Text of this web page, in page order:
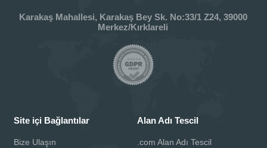
Karakaş Mahallesi, Karakaş Bey Sk. No:33/1 Z24, 39000
Merkez/Kırklareli
Site içi Bağlantılar
Bize Ulaşın
Alan Adı Tescil
.com Alan Adı Tescil